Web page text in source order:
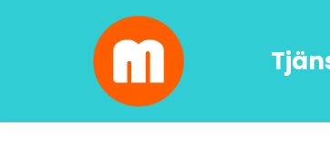
Malin
författarskap